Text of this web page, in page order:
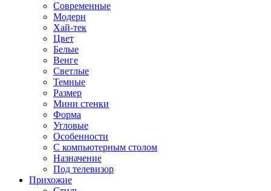
Современные
Модерн
Хай-тек
Цвет
Белые
Венге
Светлые
Темные
Размер
Мини стенки
Форма
Угловые
Особенности
С компьютерным столом
Назначение
Под телевизор
Прихожие